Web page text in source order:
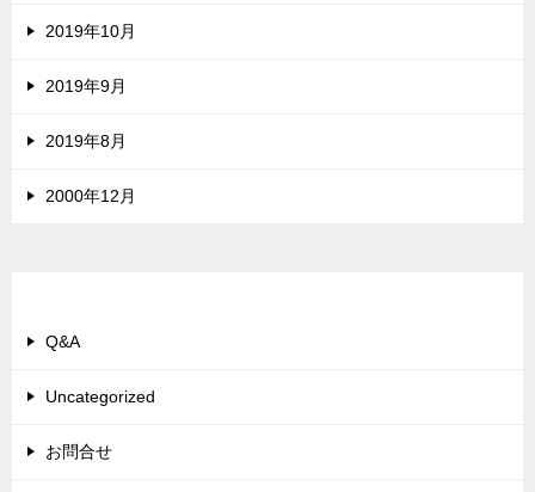
2019年10月
2019年9月
2019年8月
2000年12月
Q&A
Uncategorized
お問合せ